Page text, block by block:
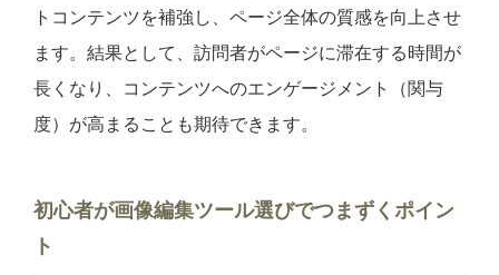
トコンテンツを補強し、ページ全体の質感を向上させ
ます。結果として、訪問者がページに滞在する時間が
長くなり、コンテンツへのエンゲージメント（関与
度）が高まることも期待できます。
初心者が画像編集ツール選びでつまずくポイン
ト